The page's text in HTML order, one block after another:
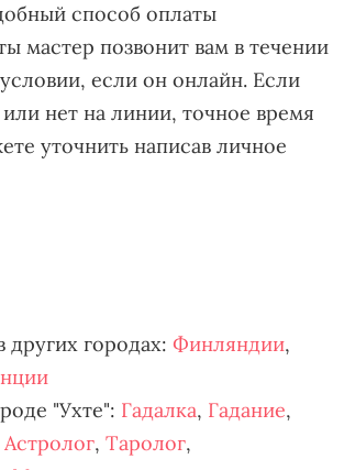
способ оплаты
мастер позвонит вам в течении
если он онлайн. Если
или нет на линии, точное время
уточнить написав личное
других городах: Финляндии,
"Ухте": Гадалка, Гадание,
Астролог, Таролог,